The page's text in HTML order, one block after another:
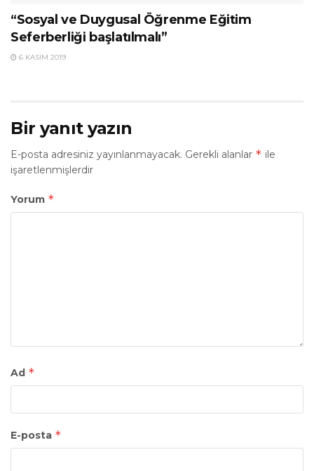
“Sosyal ve Duygusal Öğrenme Eğitim
Seferberliği başlatılmalı”
6 KASIM 2019
Bir yanıt yazın
E-posta adresiniz yayınlanmayacak. Gerekli alanlar * ile
işaretlenmişlerdir
Yorum *
Ad *
E-posta *